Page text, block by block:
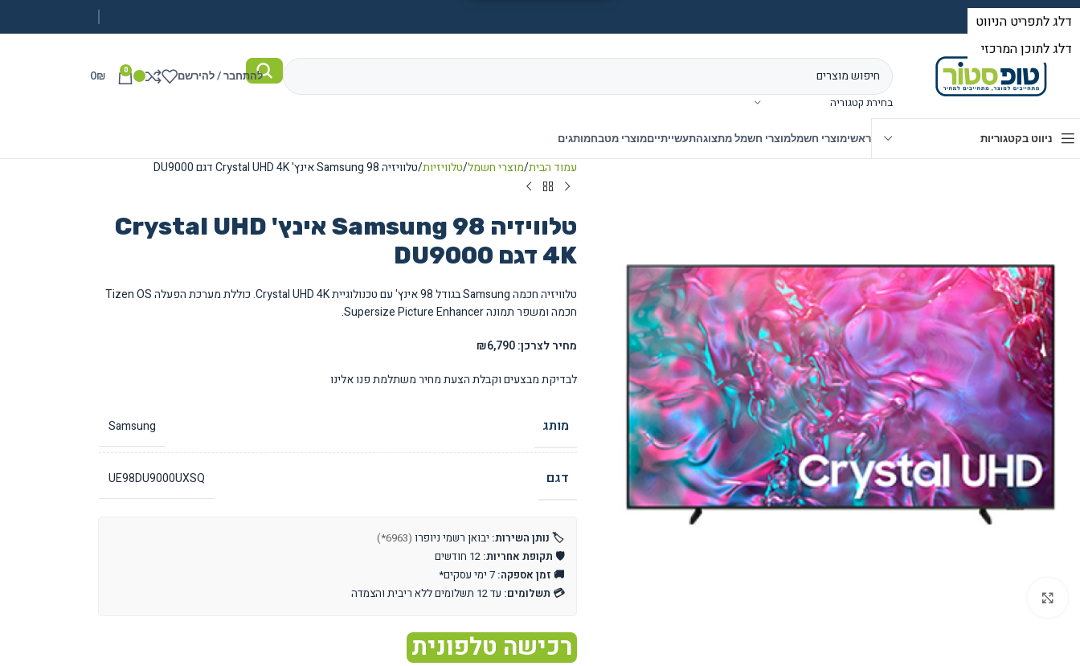
בחירת קטגוריה
להתחבר / להירשם 0
0₪
ניווט בקטגוריות ראשימוצרי חשמלמוצרי חשמל מתצוגהתעשייתייםמוצרי מטבחמותגים
עמוד הבית מוצרי חשמל טלוויזיות טלוויזיה Samsung 98 אינץ' Crystal UHD 4K דגם DU9000
טלוויזיה Samsung 98 אינץ' Crystal UHD
4K דגם DU9000
טלוויזיה חכמה Samsung בגודל 98 אינץ' עם טכנולוגיית Crystal UHD 4K. כוללת מערכת הפעלה Tizen OS
חכמה ומשפר תמונה Supersize Picture Enhancer.
מחיר לצרכן: ₪6,790
לבדיקת מבצעים וקבלת הצעת מחיר משתלמת פנו אלינו
מותג Samsung
דגם UE98DU9000UXSQ
🏷️ נותן השירות: יבואן רשמי ניופרו (6963*)
🛡️ תקופת אחריות:
🚚 זמן אספקה:
💳 תשלומים: עד 12 תשלומים ללא ריבית והצמדה
רכישה טלפונית